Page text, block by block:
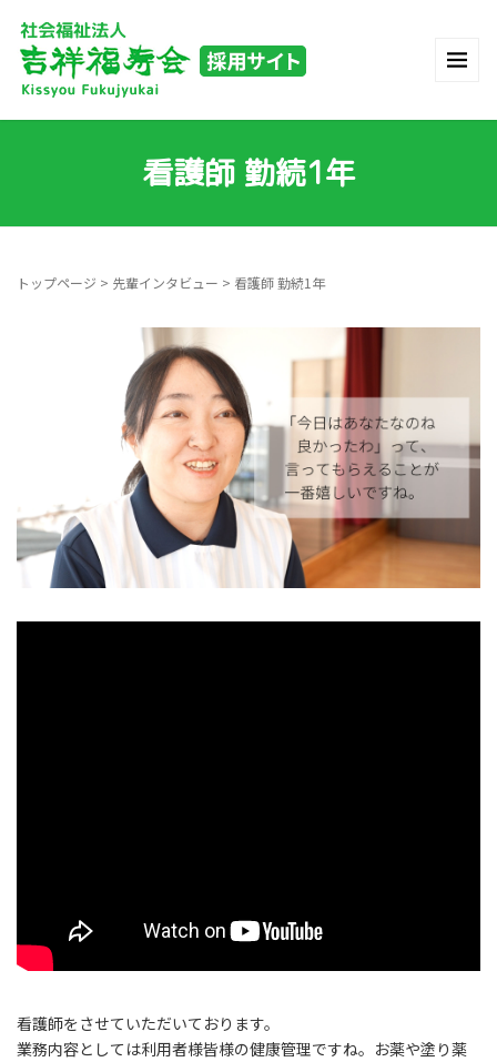
看護師 勤続1年
トップページ > 先輩インタビュー > 看護師 勤続1年
看護師をさせていただいております。
業務内容としては利用者様皆様の健康管理ですね。お薬や塗り薬